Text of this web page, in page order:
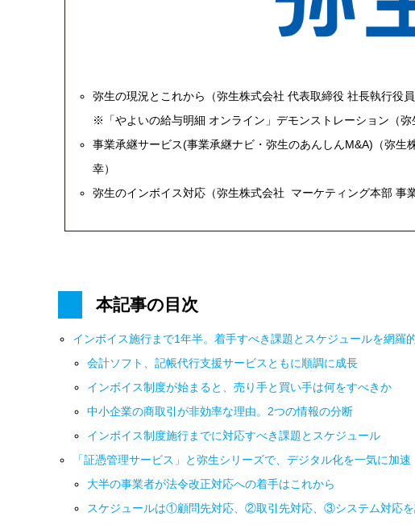
弥生の現況とこれから（弥生株式会社 代表取締役 社長執行役員
※「やよいの給与明細 オンライン」デモンストレーション（
事業承継サービス(事業承継ナビ・弥生のあんしんM&A)（弥
幸）
弥生のインボイス対応（弥生株式会社 マーケティング本部 事
本記事の目次
インボイス施行まで1年半。着手すべき課題とスケジュールを網羅
会計ソフト、記帳代行支援サービスともに順調に成長
インボイス制度が始まると、売り手と買い手は何をすべきか
中小企業の商取引が非効率な理由。2つの情報の分断
インボイス制度施行までに対応すべき課題とスケジュール
「証憑管理サービス」と弥生シリーズで、デジタル化を一気に加速
大半の事業者が法令改正対応への着手はこれから
スケジュールは①顧問先対応、②取引先対応、③システム対応を